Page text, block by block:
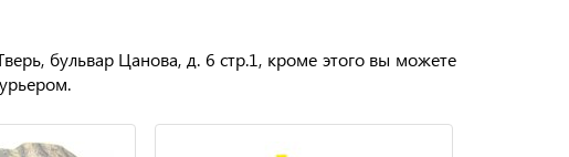
бульвар Цанова, д. 6 стр.1, кроме этого вы можете